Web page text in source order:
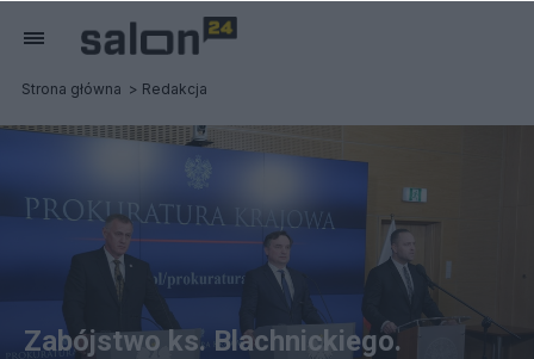
Strona główna Redakcja
Zabójstwo ks. Blachnickiego.